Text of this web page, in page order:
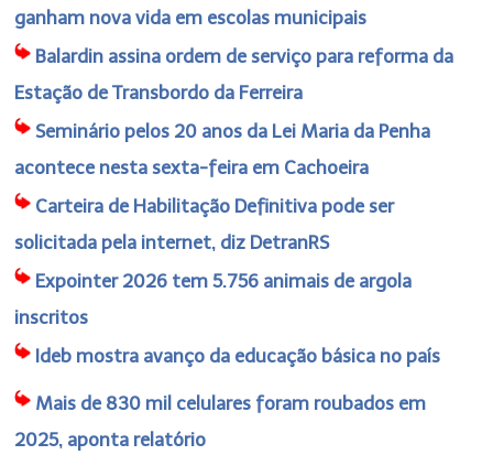
ganham nova vida em escolas municipais
Balardin assina ordem de serviço para reforma da
Estação de Transbordo da Ferreira
Seminário pelos 20 anos da Lei Maria da Penha
acontece nesta sexta-feira em Cachoeira
Carteira de Habilitação Definitiva pode ser
solicitada pela internet, diz DetranRS
Expointer 2026 tem 5.756 animais de argola
inscritos
Ideb mostra avanço da educação básica no país
Mais de 830 mil celulares foram roubados em
2025, aponta relatório